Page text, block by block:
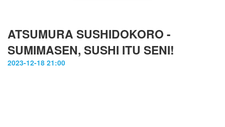
ATSUMURA SUSHIDOKORO -
SUMIMASEN, SUSHI ITU SENI!
2023-12-18 21:00